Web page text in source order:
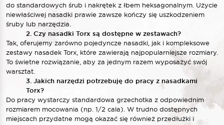
do standardowych śrub i nakrętek z łbem heksagonalnym. Użycie
niewłaściwej nasadki prawie zawsze kończy się uszkodzeniem
śruby lub narzędzia.
2. Czy nasadki Torx są dostępne w zestawach?
Tak, oferujemy zarówno pojedyncze nasadki, jak i kompleksowe
zestawy nasadek Torx, które zawierają najpopularniejsze rozmiary.
To świetne rozwiązanie, aby za jednym razem wyposażyć swój
warsztat.
3. Jakich narzędzi potrzebuję do pracy z nasadkami
Torx?
Do pracy wystarczy standardowa grzechotka z odpowiednim
rozmiarem mocowania (np. 1/2 cala). W trudno dostępnych
miejscach przydatne mogą okazać się również przedłużki i